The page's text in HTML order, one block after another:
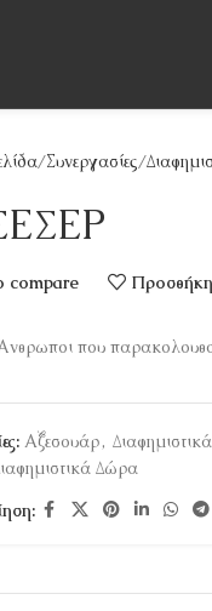
Συνεργασίες
compare Προσθήκη
που
Αξεσουάρ, Διαφημιστικά
Δώρα